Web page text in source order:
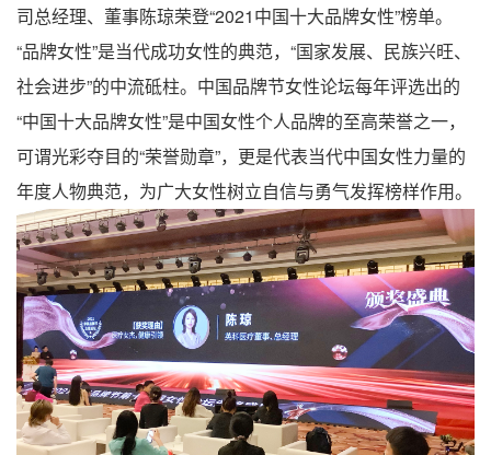
司总经理、董事陈琼荣登“2021中国十大品牌女性”榜单。
“品牌女性”是当代成功女性的典范，“国家发展、民族兴旺、
社会进步”的中流砥柱。中国品牌节女性论坛每年评选出的
“中国十大品牌女性”是中国女性个人品牌的至高荣誉之一，
可谓光彩夺目的“荣誉勋章”，更是代表当代中国女性力量的
年度人物典范，为广大女性树立自信与勇气发挥榜样作用。